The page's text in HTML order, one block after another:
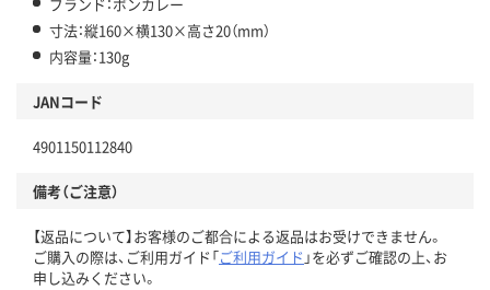
寸法：縦160×横130×高さ20（mm）
内容量：130g
JANコード
4901150112840
備考（ご注意）
【返品について】お客様のご都合による返品はお受けできません。
ご購入の際は、ご利用ガイド「ご利用ガイド 」を必ずご確認の上、お
申し込みください。